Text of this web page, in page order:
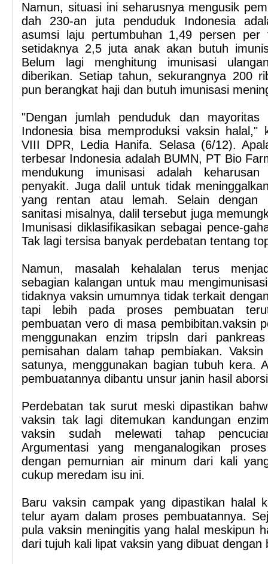
Namun, situasi ini seharusnya mengusik
dah 230-an juta penduduk Indonesia
asumsi laju pertumbuhan 1,49 persen per
setidaknya 2,5 juta anak akan butuh
Belum lagi menghitung imunisasi
diberikan. Setiap tahun, sekurangnya 200
pun berangkat haji dan butuh imunisasi
"Dengan jumlah penduduk dan mayoritas
Indonesia bisa memproduksi vaksin halal,"
VIII DPR, Ledia Hanifa. Selasa (6/12).
terbesar Indonesia adalah BUMN, PT Bio
mendukung imunisasi adalah
penyakit. Juga dalil untuk tidak
yang rentan atau lemah. Selain dengan
sanitasi misalnya, dalil tersebut juga
Imunisasi diklasifikasikan sebagai pence-
Tak lagi tersisa banyak perdebatan tentang
Namun, masalah kehalalan terus
sebagian kalangan untuk mau
tidaknya vaksin umumnya tidak terkait
tapi lebih pada proses pembuatan
pembuatan vero di masa pembibitan.vaksin
menggunakan enzim tripsln dari
pemisahan dalam tahap pembiakan.
satunya, menggunakan bagian tubuh kera.
pembuatannya dibantu unsur janin hasil
Perdebatan tak surut meski dipastikan
vaksin tak lagi ditemukan kandungan
vaksin sudah melewati tahap
Argumentasi yang menganalogikan
dengan pemurnian air minum dari kali
cukup meredam isu ini.
Baru vaksin campak yang dipastikan halal
telur ayam dalam proses pembuatannya.
pula vaksin meningitis yang halal meskipun
dari tujuh kali lipat vaksin yang dibuat dengan